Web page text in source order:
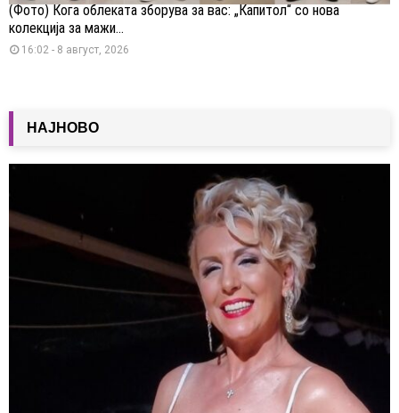
(Фото) Кога облеката зборува за вас: „Капитол“ со нова
колекција за мажи...
16:02 - 8 август, 2026
НАЈНОВО